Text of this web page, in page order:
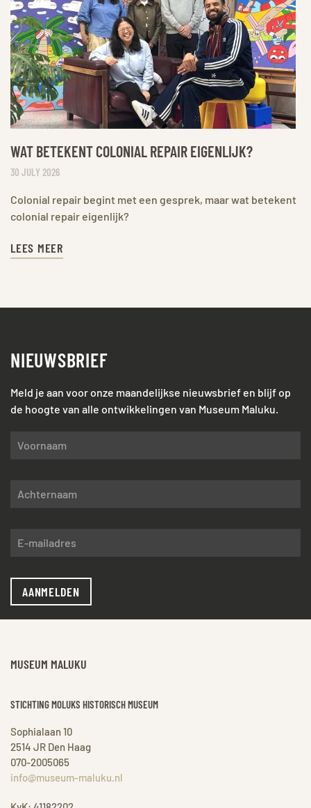
WAT BETEKENT COLONIAL REPAIR EIGENLIJK?
30 JULY 2026
Colonial repair begint met een gesprek, maar wat betekent
colonial repair eigenlijk?
LEES MEER
NIEUWSBRIEF
Meld je aan voor onze maandelijkse nieuwsbrief en blijf op
de hoogte van alle ontwikkelingen van Museum Maluku.
AANMELDEN
MUSEUM MALUKU
STICHTING MOLUKS HISTORISCH MUSEUM
Sophialaan 10
2514 JR Den Haag
070-2005065
info@museum-maluku.nl